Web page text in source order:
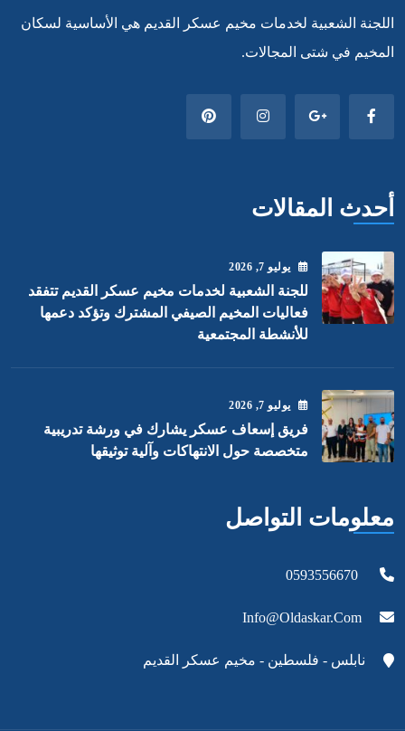
اللجنة الشعبية لخدمات مخيم عسكر القديم هي الأساسية لسكان
المخيم في شتى المجالات.
أحدث المقالات
يوليو 7
, 2026
للجنة الشعبية لخدمات مخيم عسكر القديم تتفقد
فعاليات المخيم الصيفي المشترك وتؤكد دعمها
للأنشطة المجتمعية
يوليو 7
, 2026
فريق إسعاف عسكر يشارك في ورشة تدريبية
متخصصة حول الانتهاكات وآلية توثيقها
معلومات التواصل
0593556670
Info@oldaskar.com
نابلس - فلسطين - مخيم عسكر القديم